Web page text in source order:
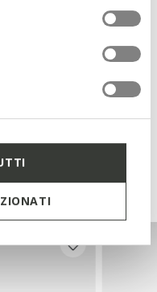
momento le